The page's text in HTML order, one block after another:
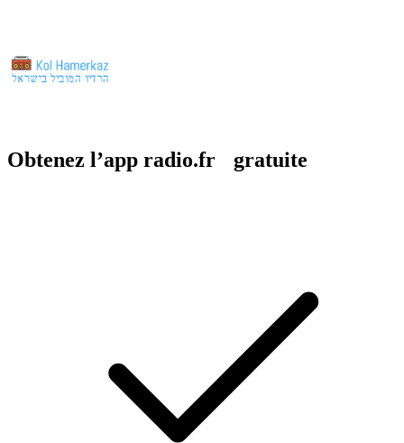
Obtenez l’app radio.fr gratuite